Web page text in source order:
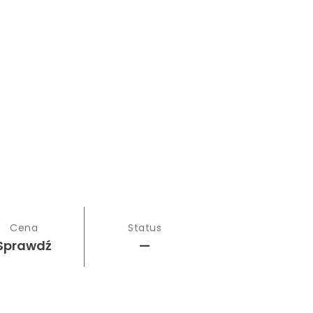
Cena Status
—